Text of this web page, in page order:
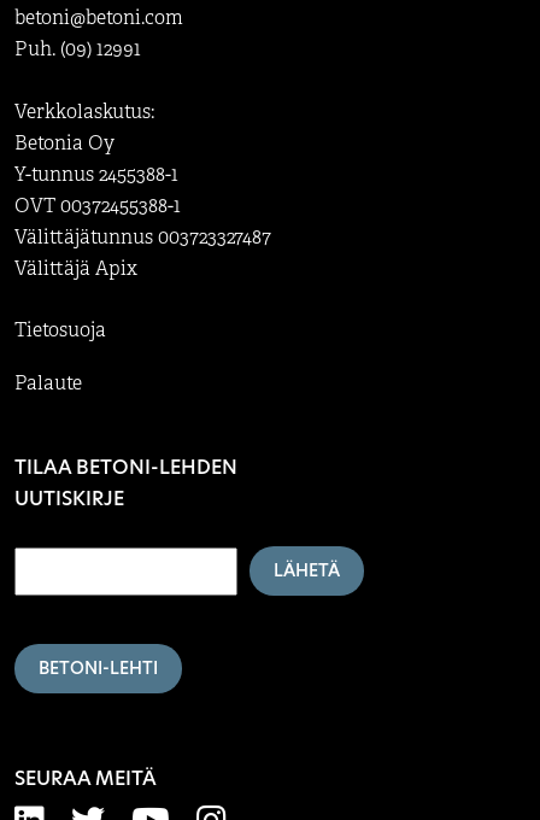
betoni@betoni.com
Puh. (09) 12991
Verkkolaskutus:
Betonia Oy
Y-tunnus 2455388-1
OVT 00372455388-1
Välittäjätunnus 003723327487
Välittäjä Apix
Tietosuoja
Palaute
TILAA BETONI-LEHDEN
UUTISKIRJE
LÄHETÄ
BETONI-LEHTI
SEURAA MEITÄ